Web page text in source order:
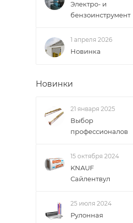
Электро- и
бензоинструмент
1 апреля 2026
Новинка
Новинки
21 января 2025
Выбор
профессионалов
15 октября 2024
KNAUF
Сайлентвул
25 июля 2024
Рулонная